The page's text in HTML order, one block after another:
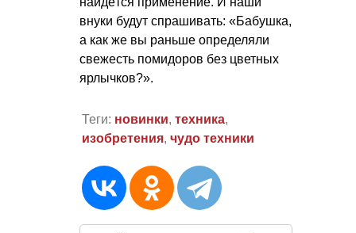
внуки будут спрашивать: «Бабушка,
а как же вы раньше определяли
свежесть помидоров без цветных
ярлычков?».
Теги: новинки, техника,
изобретения, чудо техники